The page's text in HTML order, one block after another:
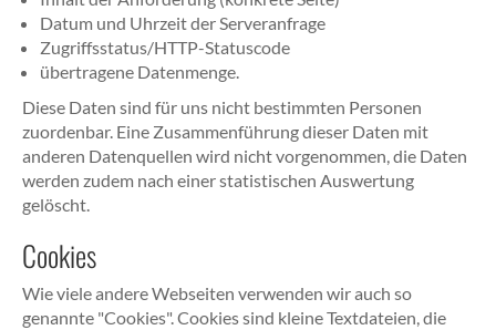
Datum und Uhrzeit der Serveranfrage
Zugriffsstatus/HTTP-Statuscode
übertragene Datenmenge.
Diese Daten sind für uns nicht bestimmten Personen
zuordenbar. Eine Zusammenführung dieser Daten mit
anderen Datenquellen wird nicht vorgenommen, die Daten
werden zudem nach einer statistischen Auswertung
gelöscht.
Cookies
Wie viele andere Webseiten verwenden wir auch so
genannte "Cookies". Cookies sind kleine Textdateien, die